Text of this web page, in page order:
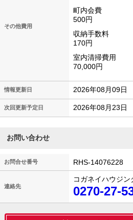
その他費用
町内会費
500円
収納手数料
170円
室内清掃費用
70,000円
情報更新日 2026年08月09日
次回更新予定日 2026年08月23日
お問い合わせ
お問合せ番号 RHS-14076228
連絡先
コガネイハウジン
0270-27-